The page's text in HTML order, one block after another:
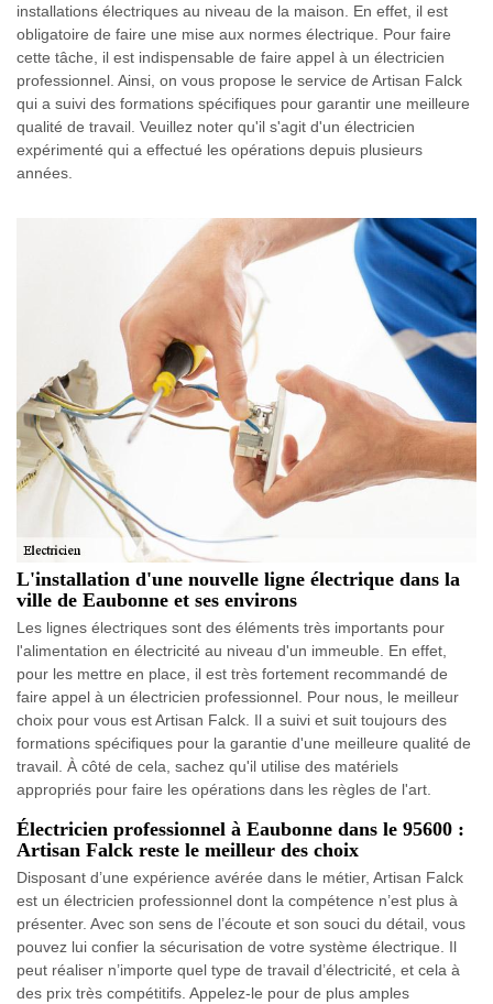
installations électriques au niveau de la maison. En effet, il est
obligatoire de faire une mise aux normes électrique. Pour faire
cette tâche, il est indispensable de faire appel à un électricien
professionnel. Ainsi, on vous propose le service de Artisan Falck
qui a suivi des formations spécifiques pour garantir une meilleure
qualité de travail. Veuillez noter qu'il s'agit d'un électricien
expérimenté qui a effectué les opérations depuis plusieurs
années.
L'installation d'une nouvelle ligne électrique dans la
ville de Eaubonne et ses environs
Les lignes électriques sont des éléments très importants pour
l'alimentation en électricité au niveau d'un immeuble. En effet,
pour les mettre en place, il est très fortement recommandé de
faire appel à un électricien professionnel. Pour nous, le meilleur
choix pour vous est Artisan Falck. Il a suivi et suit toujours des
formations spécifiques pour la garantie d'une meilleure qualité de
travail. À côté de cela, sachez qu'il utilise des matériels
appropriés pour faire les opérations dans les règles de l'art.
Électricien professionnel à Eaubonne dans le 95600 :
Artisan Falck reste le meilleur des choix
Disposant d’une expérience avérée dans le métier, Artisan Falck
est un électricien professionnel dont la compétence n’est plus à
présenter. Avec son sens de l’écoute et son souci du détail, vous
pouvez lui confier la sécurisation de votre système électrique. Il
peut réaliser n’importe quel type de travail d’électricité, et cela à
des prix très compétitifs. Appelez-le pour de plus amples